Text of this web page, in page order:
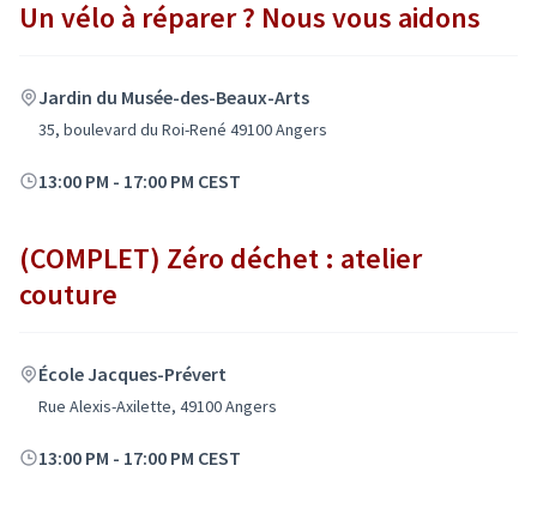
Un vélo à réparer ? Nous vous aidons
Jardin du Musée-des-Beaux-Arts
35, boulevard du Roi-René 49100 Angers
13:00 PM - 17:00 PM CEST
(COMPLET) Zéro déchet : atelier
couture
École Jacques-Prévert
Rue Alexis-Axilette, 49100 Angers
13:00 PM - 17:00 PM CEST